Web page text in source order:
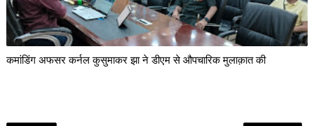
कमांडिंग अफसर कर्नल कुसुमाकर झा ने डीएम से औपचारिक मुलाक़ात की